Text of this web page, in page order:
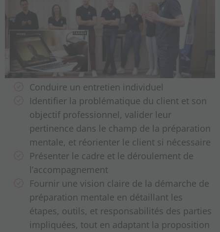
Conduire un entretien individuel
Identifier la problématique du client et son
objectif professionnel, valider leur
pertinence dans le champ de la préparation
mentale, et réorienter le client si nécessaire
Présenter le cadre et le déroulement de
l’accompagnement
Fournir une vision claire de la démarche de
préparation mentale en détaillant les
étapes, outils, et responsabilités des parties
impliquées, tout en adaptant la proposition